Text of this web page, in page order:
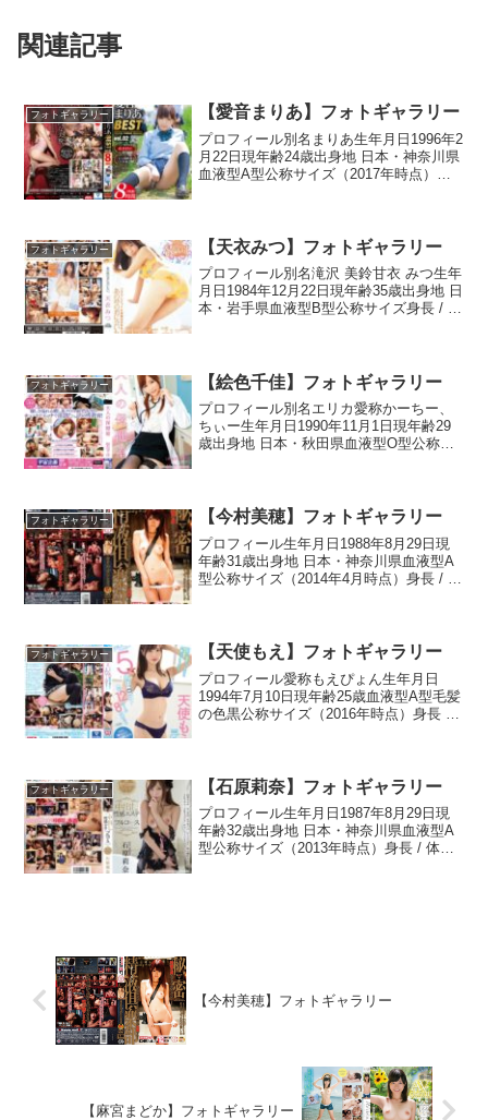
関連記事
フォトギャラリー 【愛音まりあ】フォトギャラリー
プロフィール別名まりあ生年月日1996年2
月22日現年齢24歳出身地 日本・神奈川県
血液型A型公称サイズ（2017年時点）身
フォトギャラリー 【天衣みつ】フォトギャラリー
プロフィール別名滝沢 美鈴甘衣 みつ生年
月日1984年12月22日現年齢35歳出身地 日
本・岩手県血液型B型公称サイズ身長 / 体
フォトギャラリー 【絵色千佳】フォトギャラリー
プロフィール別名エリカ愛称かーちー、
ちぃー生年月日1990年11月1日現年齢29
歳出身地 日本・秋田県血液型O型公称サ
フォトギャラリー 【今村美穂】フォトギャラリー
プロフィール生年月日1988年8月29日現
年齢31歳出身地 日本・神奈川県血液型A
型公称サイズ（2014年4月時点）身長 / 体
フォトギャラリー 【天使もえ】フォトギャラリー
プロフィール愛称もえぴょん生年月日
1994年7月10日現年齢25歳血液型A型毛髪
の色黒公称サイズ（2016年時点）身長 /
フォトギャラリー 【石原莉奈】フォトギャラリー
プロフィール生年月日1987年8月29日現
年齢32歳出身地 日本・神奈川県血液型A
型公称サイズ（2013年時点）身長 / 体重
【今村美穂】フォトギャラリー
【麻宮まどか】フォトギャラリー